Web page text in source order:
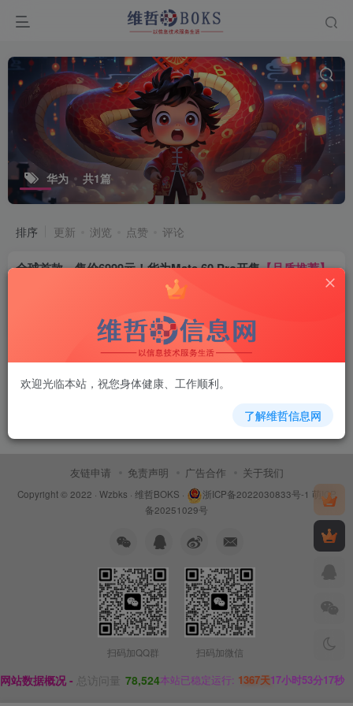
华为 共1篇
排序 更新 浏览 点赞 评论
全球首款，售价6999元！华为Mate 60 Pro开售【品质推荐】
3年前
友链申请 免责声明 广告合作 关于我们
Copyright © 2022 · Wzbks · 维哲BOKS · 浙ICP备2022030833号-1 萌ICP
备20251029号
扫码加QQ群 扫码加微信
网站数据概况 - 总访问量 78,524本站已稳定运行: 1367天17小时53分17秒
欢迎光临本站，祝您身体健康、工作顺利。
了解维哲信息网